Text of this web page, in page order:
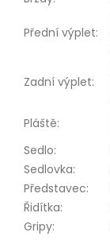
Přední výplet:
Zadní výplet:
Pláště:
Sedlo:
Sedlovka:
Představec:
Řidítka:
Gripy: